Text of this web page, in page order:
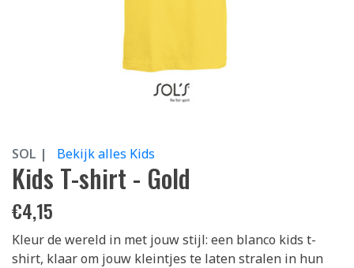
SOL | Bekijk alles Kids
Kids T-shirt - Gold
€4,15
Kleur de wereld in met jouw stijl: een blanco kids t-
shirt, klaar om jouw kleintjes te laten stralen in hun